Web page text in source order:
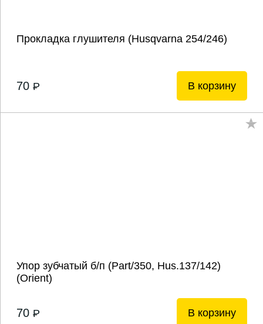
Прокладка глушителя (Husqvarna 254/246)
70 P В корзину
Упор зубчатый б/п (Рart/350, Hus.137/142)
(Orient)
70 P В корзину